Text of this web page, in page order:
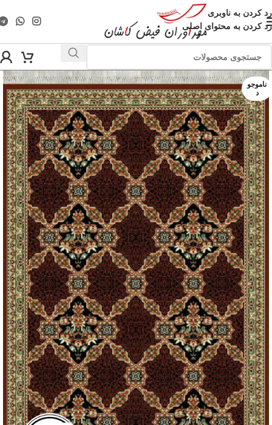
رد کردن به ناوبری
رد کردن به محتوای اصلی
ناموجو
د